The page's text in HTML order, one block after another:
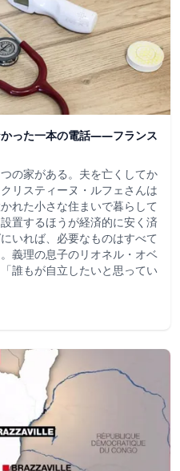
った一本の電話——フランス
の家がある。夫を亡くしてか
リスティーヌ・ルフェさんは
れた小さな住まいで暮らして
置するほうが経済的に安く済
いれば、必要なものはすべて
義理の息子のリオネル・オベ
誰もが自立したいと思ってい